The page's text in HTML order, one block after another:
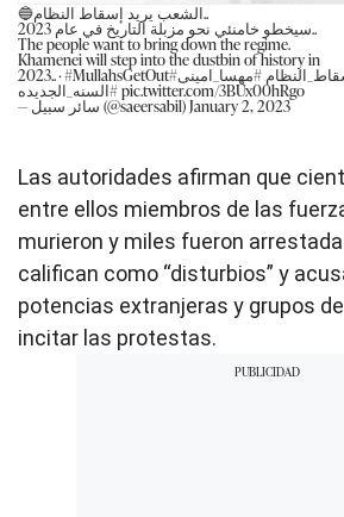
🔵الشعب یرید إسقاط النظام..
سيخطو خامنئي نحو مزبلة التاريخ في عام 2023..
The people want to bring down the regime.
Khamenei will step into the dustbin of history in
2023..۰#MullahsGetOut #مهسا_امینی
#السنه_الجديدهpic.twitter.com/3BUx00hRgo
— سائر سبيل (@saeersabil)January 2, 2023
Las autoridades afirman que
entre ellos miembros de las
murieron y miles fueron
califican como “disturbios” y
potencias extranjeras y grupos
incitar las protestas.